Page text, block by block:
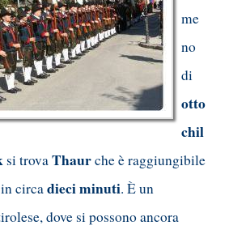
me
no
di
otto
chil
si trovaThaurche è raggiungibile
circadieci minuti. È un
dove si possono ancora